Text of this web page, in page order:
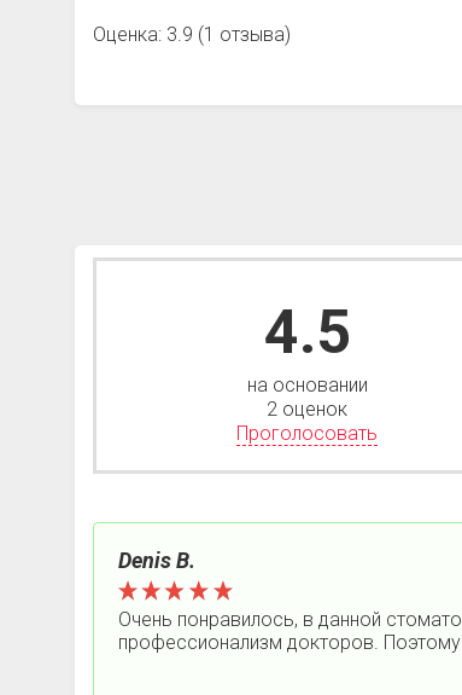
Оценка: 3.9 (1 отзыва)
4.5
на основании
2 оценок
Проголосовать
Denis B.
Очень понравилось, в данной
профессионализм докторов. Поэтому